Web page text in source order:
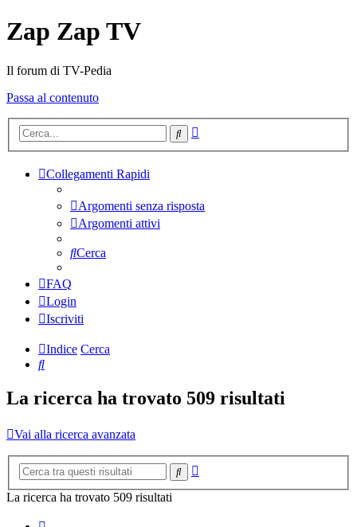
Zap Zap TV
Il forum di TV-Pedia
Passa al contenuto
Cerca
Collegamenti Rapidi
Argomenti senza risposta
Argomenti attivi
Cerca
FAQ
Login
Iscriviti
Indice Cerca
Cerca
La ricerca ha trovato 509 risultati
Vai alla ricerca avanzata
Cerca
La ricerca ha trovato 509 risultati